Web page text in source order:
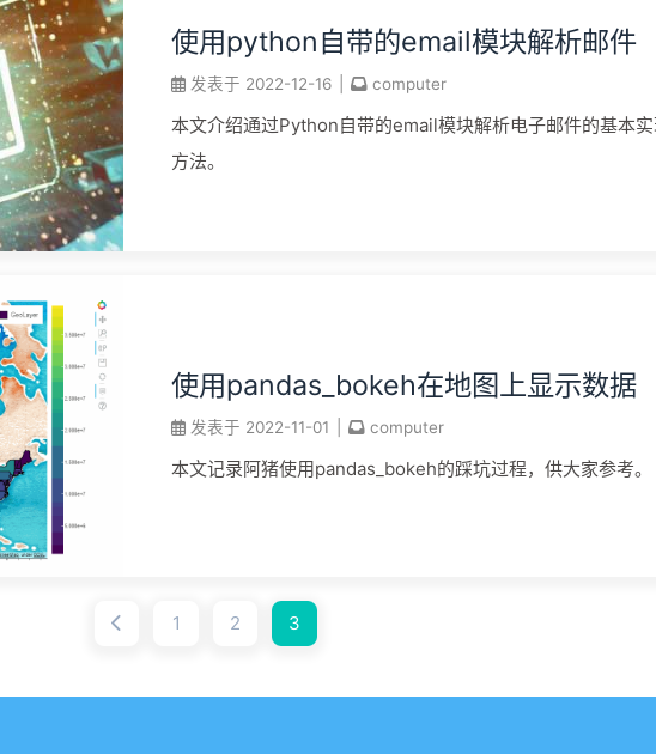
使用python自带的email模块解析邮件
发表于 2022-12-16 computer
本文介绍通过Python自带的email模块解析电子邮件的基本
方法。
使用pandas_bokeh在地图上显示数据
发表于 2022-11-01 computer
本文记录阿猪使用pandas_bokeh的踩坑过程，供大家参考。
1 2 3